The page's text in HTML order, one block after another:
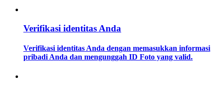
Verifikasi identitas Anda
Verifikasi identitas Anda dengan memasukkan informasi
pribadi Anda dan mengunggah ID Foto yang valid.